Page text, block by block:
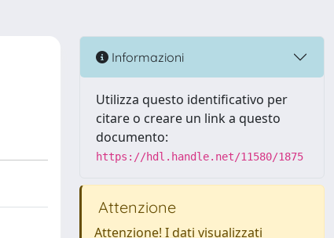
Informazioni
Utilizza questo identificativo per
citare o creare un link a questo
documento:
https://hdl.handle.net/11580/1875
Attenzione
Attenzione! I dati visualizzati